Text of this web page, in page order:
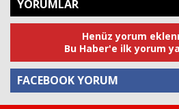
YORUMLAR
Henüz yorum
Bu Haber'e ilk yorum
FACEBOOK YORUM